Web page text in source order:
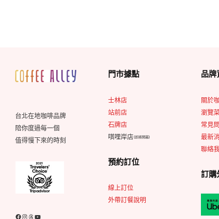
台北在地咖啡品牌
陪你度過每一個
值得慢下來的時刻
Facebook InstagramThreads YouTube
門市據點
士林店
站前店
石牌店
唭哩岸店(即將開幕)
預約訂位
線上訂位
外帶訂餐說明
品牌
關於
瀏覽
常見
最新
聯絡
訂購